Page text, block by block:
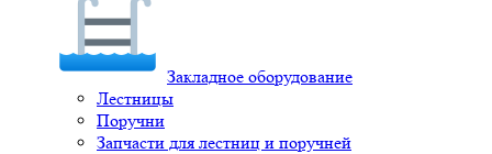
Закладное оборудование
Лестницы
Поручни
Запчасти для лестниц и поручней